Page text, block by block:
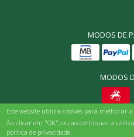
MODOS DE
MODOS
© Origens Bio, Todos os
Este website utiliza cookies para melhorar a
Ao clicar em "OK", ou ao continuar a
política de privacidade.